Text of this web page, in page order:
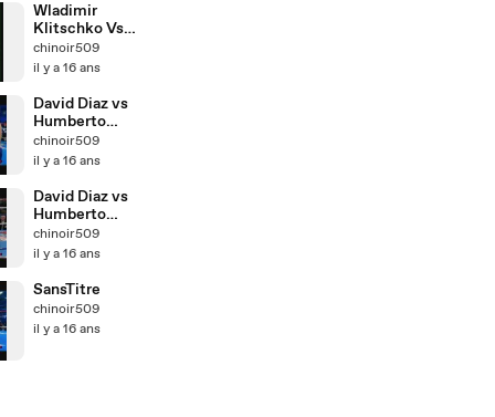
Wladimir
Klitschko Vs
Eddie
Chambers __
chinoir509
il y a 16 ans
David Diaz vs
Humberto
Soto __ Part 2
chinoir509
il y a 16 ans
David Diaz vs
Humberto
Soto __ Part 1
chinoir509
il y a 16 ans
SansTitre
chinoir509
il y a 16 ans